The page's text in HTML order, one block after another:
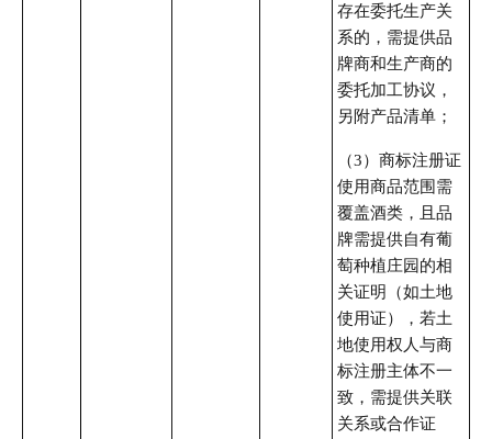
存在委托生产关
系的，需提供品
牌商和生产商的
委托加工协议，
另附产品清单；
（3）商标注册证
使用商品范围需
覆盖酒类，且品
牌需提供自有葡
萄种植庄园的相
关证明（如土地
使用证），若土
地使用权人与商
标注册主体不一
致，需提供关联
关系或合作证